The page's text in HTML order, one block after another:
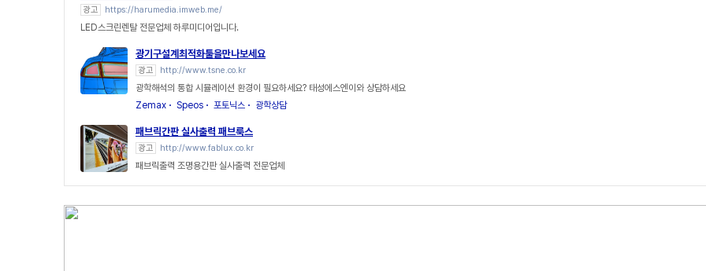
광고 https://harumedia.imweb.me/
LED스크린렌탈 전문업체 하루미디어입니다.
광기구설계최적화툴을만나보세요
광고 http://www.tsne.co.kr
광학해석의 통합 시뮬레이션 환경이 필요하세요? 태성에스엔이와 상담하세요
Zemax
Speos 포토닉스 광학상담
패브릭간판 실사출력 패브룩스
광고 http://www.fablux.co.kr
패브릭출력 조명용간판 실사출력 전문업체